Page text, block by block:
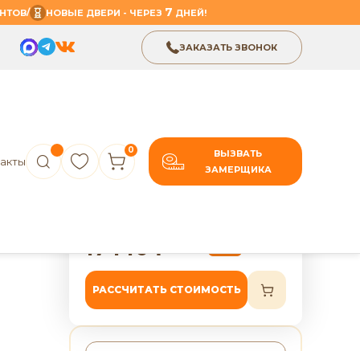
/ НОВЫЕ ДВЕРИ - ЧЕРЕЗ 7 ДНЕЙ!
ЗАКАЗАТЬ ЗВОНОК
0
ВЫЗВАТЬ
ЗАМЕРЩИКА
ПГ
17 140₽
РАССЧИТАТЬ СТОИМОСТЬ